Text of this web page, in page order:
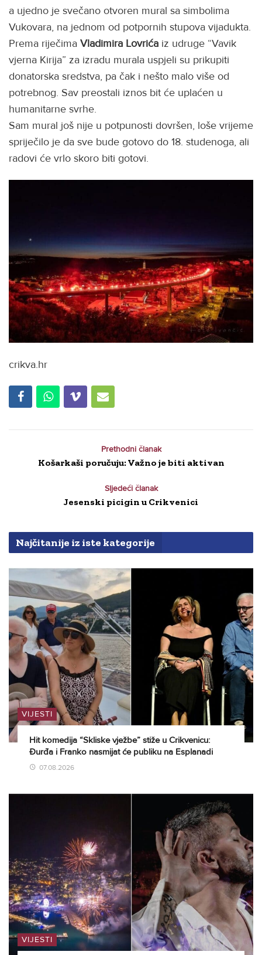
a ujedno je svečano otvoren mural sa simbolima
Vukovara, na jednom od potpornih stupova vijadukta.
Prema riječima Vladimira Lovrića iz udruge “Vavik
vjerna Kirija” za izradu murala uspjeli su prikupiti
donatorska sredstva, pa čak i nešto malo više od
potrebnog. Sav preostali iznos bit će uplaćen u
humanitarne svrhe.
Sam mural još nije u potpunosti dovršen, loše vrijeme
spriječilo je da sve bude gotovo do 18. studenoga, ali
radovi će vrlo skoro biti gotovi.
crikva.hr
Prethodni članak
Košarkaši poručuju: Važno je biti aktivan
Sljedeći članak
Jesenski picigin u Crikvenici
Najčitanije iz iste kategorije
VIJESTI
Hit komedija “Skliske vježbe” stiže u Crikvenicu:
Đurđa i Franko nasmijat će publiku na Esplanadi
07.08.2026
VIJESTI